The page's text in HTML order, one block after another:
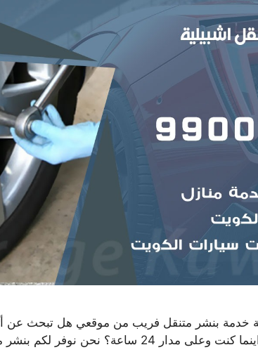
خدمة بنشر متنقل فريب من موقعي هل تبحث عن
متنقلة باشبيلية يصل اليك اينما كنت وعلى مدار